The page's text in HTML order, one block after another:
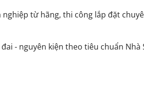
từ hãng, thi công lắp đặt
- nguyên kiện theo tiêu chuẩn Nhà